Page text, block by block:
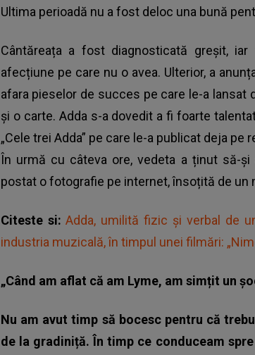
Ultima perioadă nu a fost deloc una bună
Cântăreața a fost diagnosticată greșit,
afecțiune pe care nu o avea. Ulterior, a
afara pieselor de succes pe care le-a lansat
și o carte. Addas-a dovedit a fi foarte
„Cele trei Adda” pe care le-a publicat deja pe
În urmă cu câteva ore, vedeta a ținut să-
postat o fotografie pe internet, însoțită de un
Citeste si:Adda, umilită fizic și verbal de
industria muzicală, în timpul unei filmări:
„Când am aflat că am Lyme, am simțit un
Nu am avut timp să bocesc pentru că
de la gradiniță. În timp ce conduceam